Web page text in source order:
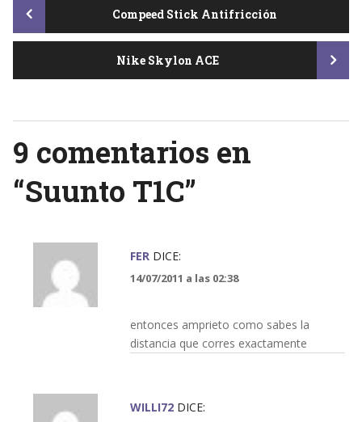
Post
navigation
Compeed Stick Antifricción
Nike Skylon ACE
9 comentarios en
“Suunto T1C”
FER DICE:
14/07/2011 a las 02:38
entonces amprieto como sabes la
distancia que corres exactamente
WILLI72 DICE: